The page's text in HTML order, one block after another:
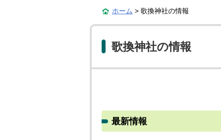
ホーム > 歌換神社の情報
歌換神社の情報
最新情報